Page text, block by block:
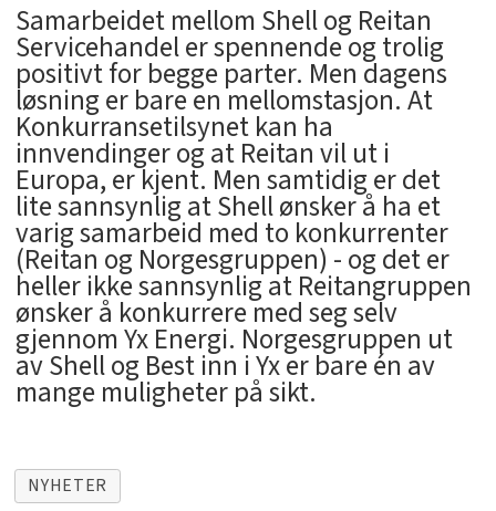
Samarbeidet mellom Shell og Reitan
Servicehandel er spennende og trolig
positivt for begge parter. Men dagens
løsning er bare en mellomstasjon. At
Konkurransetilsynet kan ha
innvendinger og at Reitan vil ut i
Europa, er kjent. Men samtidig er det
lite sannsynlig at Shell ønsker å ha et
varig samarbeid med to konkurrenter
(Reitan og Norgesgruppen) - og det er
heller ikke sannsynlig at Reitangruppen
ønsker å konkurrere med seg selv
gjennom Yx Energi. Norgesgruppen ut
av Shell og Best inn i Yx er bare én av
mange muligheter på sikt.
NYHETER